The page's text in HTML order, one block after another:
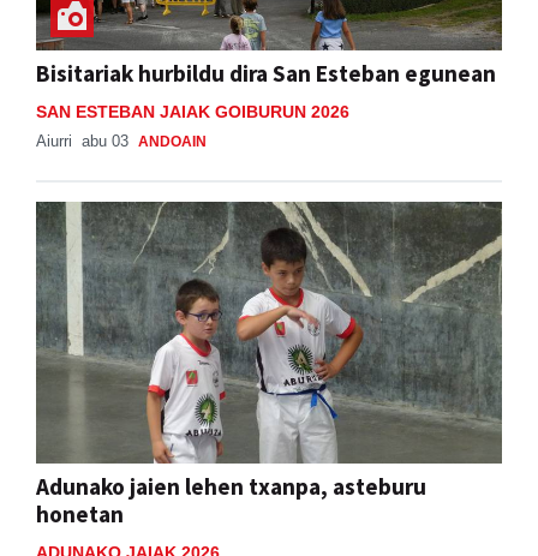
Bisitariak hurbildu dira San Esteban egunean
SAN ESTEBAN JAIAK GOIBURUN 2026
Aiurri abu 03 ANDOAIN
Adunako jaien lehen txanpa, asteburu
honetan